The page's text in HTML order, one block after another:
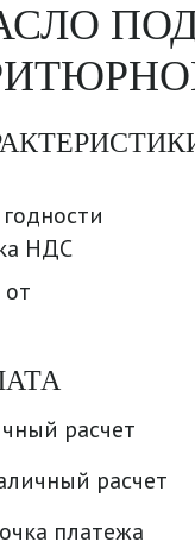
НДС
расчет
расчет
платежа